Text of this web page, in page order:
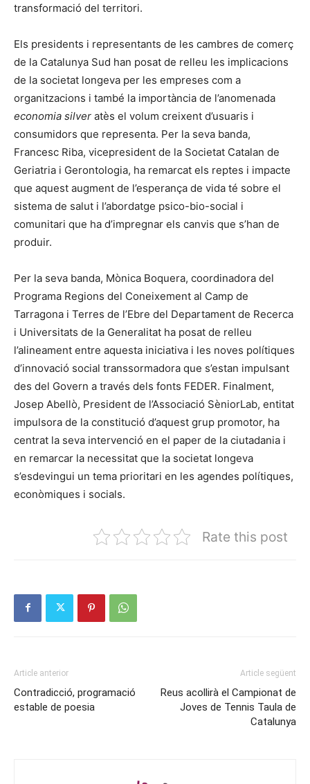
transformació del territori.
Els presidents i representants de les cambres de comerç
de la Catalunya Sud han posat de relleu les implicacions
de la societat longeva per les empreses com a
organitzacions i també la importància de l’anomenada
economia silver atès el volum creixent d’usuaris i
consumidors que representa. Per la seva banda,
Francesc Riba, vicepresident de la Societat Catalan de
Geriatria i Gerontologia, ha remarcat els reptes i impacte
que aquest augment de l’esperança de vida té sobre el
sistema de salut i l’abordatge psico-bio-social i
comunitari que ha d’impregnar els canvis que s’han de
produir.
Per la seva banda, Mònica Boquera, coordinadora del
Programa Regions del Coneixement al Camp de
Tarragona i Terres de l’Ebre del Departament de Recerca
i Universitats de la Generalitat ha posat de relleu
l’alineament entre aquesta iniciativa i les noves polítiques
d’innovació social transsormadora que s’estan impulsant
des del Govern a través dels fonts FEDER. Finalment,
Josep Abellò, President de l’Associació SèniorLab, entitat
impulsora de la constitució d’aquest grup promotor, ha
centrat la seva intervenció en el paper de la ciutadania i
en remarcar la necessitat que la societat longeva
s’esdevingui un tema prioritari en les agendes polítiques,
econòmiques i socials.
Rate this post
Article anterior
Contradicció, programació
estable de poesia
Article següent
Reus acollirà el Campionat de
Joves de Tennis Taula de
Catalunya